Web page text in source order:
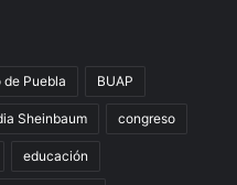
Puebla BUAP
Sheinbaum congreso
educación